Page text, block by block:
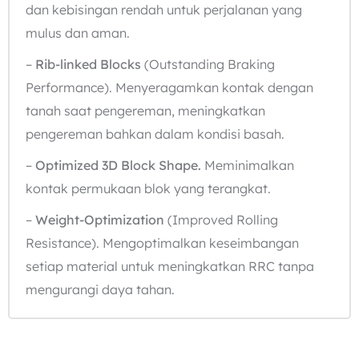
dan kebisingan rendah untuk perjalanan yang
mulus dan aman.
– Rib-linked Blocks (Outstanding Braking
Performance). Menyeragamkan kontak dengan
tanah saat pengereman, meningkatkan
pengereman bahkan dalam kondisi basah.
– Optimized 3D Block Shape. Meminimalkan
kontak permukaan blok yang terangkat.
– Weight-Optimization (Improved Rolling
Resistance). Mengoptimalkan keseimbangan
setiap material untuk meningkatkan RRC tanpa
mengurangi daya tahan.